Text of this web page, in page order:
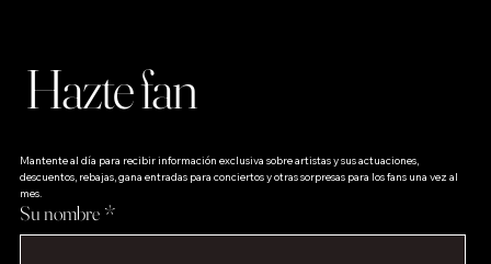
Hazte fan
Mantente al día para recibir información exclusiva sobre artistas y sus actuaciones,
descuentos, rebajas, gana entradas para conciertos y otras sorpresas para los fans una vez al
mes.
Su nombre *